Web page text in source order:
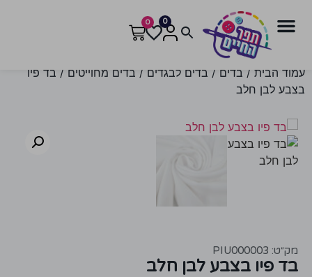
0
0
עמוד הבית / בדים / בדים לבגדים / בדים מחוייטים / בד פיו
בצבע לבן חלב
מק״ט: PIU000003
בד פיו בצבע לבן חלב